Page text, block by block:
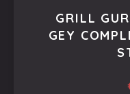
GRILL
GEY
PREVIOUS